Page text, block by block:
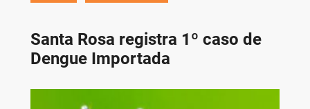
Santa Rosa registra 1º caso de
Dengue Importada